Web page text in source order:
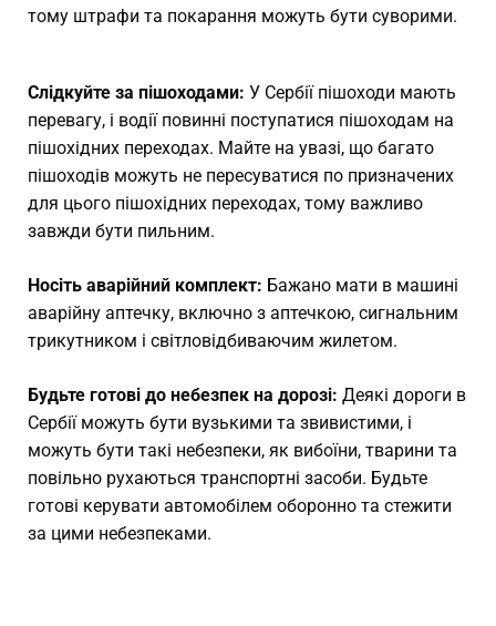
тому штрафи та покарання можуть бути суворими.
Слідкуйте за пішоходами: У Сербії пішоходи мають
перевагу, і водії повинні поступатися пішоходам на
пішохідних переходах. Майте на увазі, що багато
пішоходів можуть не пересуватися по призначених
для цього пішохідних переходах, тому важливо
завжди бути пильним.
Носіть аварійний комплект: Бажано мати в машині
аварійну аптечку, включно з аптечкою, сигнальним
трикутником і світловідбиваючим жилетом.
Будьте готові до небезпек на дорозі: Деякі дороги в
Сербії можуть бути вузькими та звивистими, і
можуть бути такі небезпеки, як вибоїни, тварини та
повільно рухаються транспортні засоби. Будьте
готові керувати автомобілем оборонно та стежити
за цими небезпеками.